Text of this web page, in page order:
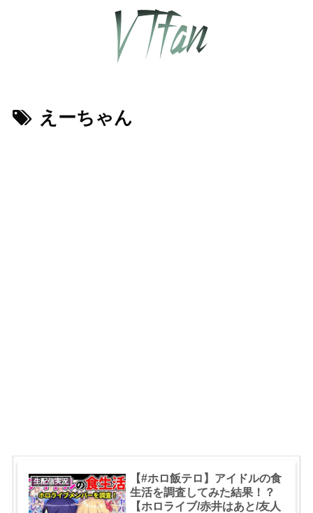
えーちゃん
生配信実況
【#ホロ飯テロ】アイドルの食
生活を調査してみた結果！？
【ホロライブ/赤井はあと/友人